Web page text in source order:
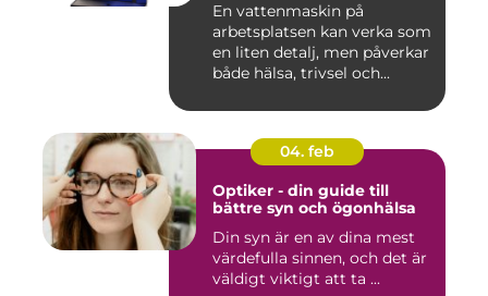
En vattenmaskin på
arbetsplatsen kan verka som
en liten detalj, men påverkar
både hälsa, trivsel och...
04. feb
Optiker - din guide till
bättre syn och ögonhälsa
Din syn är en av dina mest
värdefulla sinnen, och det är
väldigt viktigt att ta ...